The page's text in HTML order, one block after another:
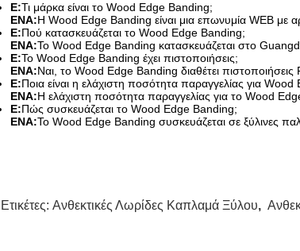
Ε:Τι μάρκα είναι το Wood Edge Banding;
ΕΝΑ:Η Wood Edge Banding είναι μια επωνυμία WEB με
Ε:Πού κατασκευάζεται το Wood Edge Banding;
ΕΝΑ:Το Wood Edge Banding κατασκευάζεται στο
Ε:Το Wood Edge Banding έχει πιστοποιήσεις;
ΕΝΑ:Ναι, το Wood Edge Banding διαθέτει πιστοποιήσεις
Ε:Ποια είναι η ελάχιστη ποσότητα παραγγελίας για
ΕΝΑ:Η ελάχιστη ποσότητα παραγγελίας για το Wood
Ε:Πώς συσκευάζεται το Wood Edge Banding;
ΕΝΑ:Το Wood Edge Banding συσκευάζεται σε ξύλινες
Ετικέτες: Ανθεκτικές Λωρίδες Καπλαμά Ξύλου,